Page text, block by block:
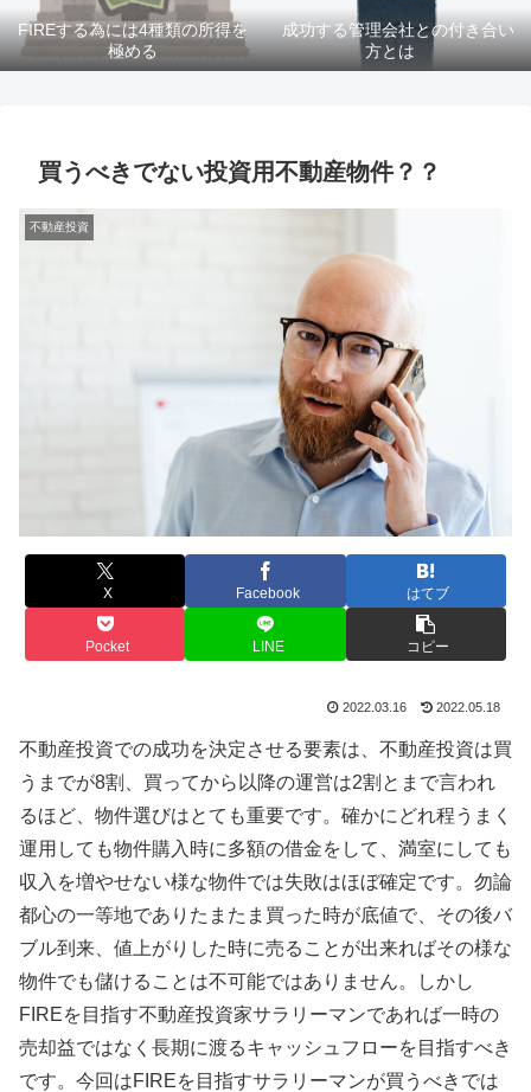
FIREする為には4種類の所得を
極める
成功する管理会社との付き合い
方とは
買うべきでない投資用不動産物件？？
不動産投資
X Facebook はてブ
Pocket LINE コピー
2022.03.16 2022.05.18
不動産投資での成功を決定させる要素は、不動産投資は買
うまでが8割、買ってから以降の運営は2割とまで言われ
るほど、物件選びはとても重要です。確かにどれ程うまく
運用しても物件購入時に多額の借金をして、満室にしても
収入を増やせない様な物件では失敗はほぼ確定です。勿論
都心の一等地でありたまたま買った時が底値で、その後バ
ブル到来、値上がりした時に売ることが出来ればその様な
物件でも儲けることは不可能ではありません。しかし
FIREを目指す不動産投資家サラリーマンであれば一時の
売却益ではなく長期に渡るキャッシュフローを目指すべき
です。今回はFIREを目指すサラリーマンが買うべきでは